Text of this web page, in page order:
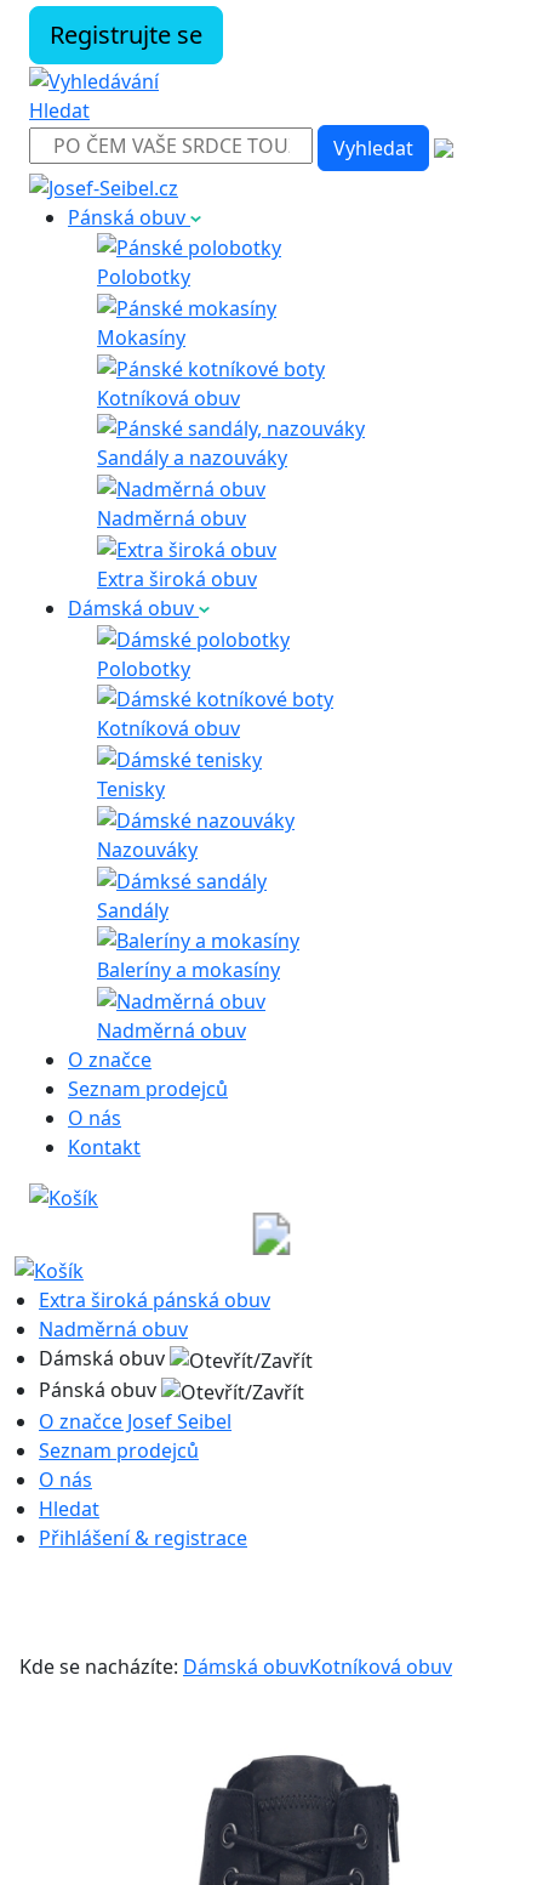
Registrujte se
Hledat
Pánská obuv
Polobotky
Mokasíny
Kotníková obuv
Sandály a nazouváky
Nadměrná obuv
Extra široká obuv
Dámská obuv
Polobotky
Kotníková obuv
Tenisky
Nazouváky
Sandály
Baleríny a mokasíny
Nadměrná obuv
O značce
Seznam prodejců
O nás
Kontakt
Extra široká pánská obuv
Nadměrná obuv
Dámská obuv
Pánská obuv
O značce Josef Seibel
Seznam prodejců
O nás
Hledat
Přihlášení & registrace
Kde se nacházíte: Dámská obuvKotníková obuv